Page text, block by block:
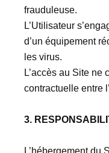
frauduleuse.
L’Utilisateur
d’un équipement
les virus.
L’accès au Site ne
contractuelle entre
3.
L’hébergement du